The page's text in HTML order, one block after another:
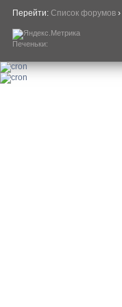
Перейти: Список форумов ›
Печеньки: